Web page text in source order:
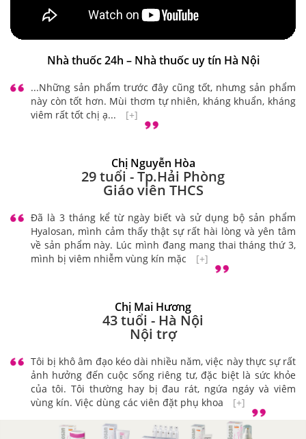
Nhà thuốc 24h – Nhà thuốc uy tín Hà Nội
...Những sản phẩm trước đây cũng tốt, nhưng sản phẩm
này còn tốt hơn. Mùi thơm tự nhiên, kháng khuẩn, kháng
Chị Nguyễn Hòa
29 tuổi - Tp.Hải Phòng
Giáo viên THCS
Đã là 3 tháng kể từ ngày biết và sử dụng bộ sản phẩm
Hyalosan, mình cảm thấy thật sự rất hài lòng và yên tâm
về sản phẩm này. Lúc mình đang mang thai tháng thứ 3,
Chị Mai Hương
43 tuổi - Hà Nội
Nội trợ
Tôi bị khô âm đạo kéo dài nhiều năm, việc này thực sự rất
ảnh hưởng đến cuộc sống riêng tư, đặc biệt là sức khỏe
của tôi. Tôi thường hay bị đau rát, ngứa ngáy và viêm
vùng kín. Việc dùng các viên đặt phụ khoa
[+]